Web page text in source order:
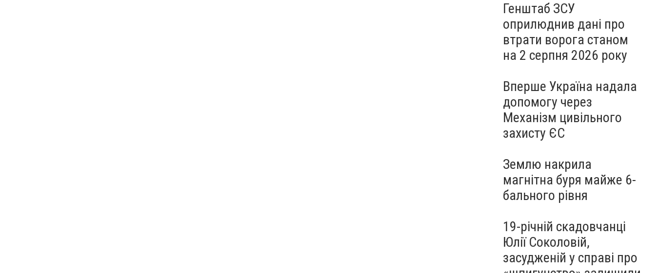
Генштаб ЗСУ
оприлюднив дані про
втрати ворога станом
на 2 серпня 2026 року
Вперше Україна надала
допомогу через
Механізм цивільного
захисту ЄС
Землю накрила
магнітна буря майже 6-
бального рівня
19-річній скадовчанці
Юлії Соколовій,
засудженій у справі про